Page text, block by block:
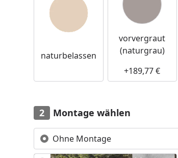
naturbelassen
vorvergraut
(naturgrau)
+189,77 €
Montage wählen
Ohne Montage